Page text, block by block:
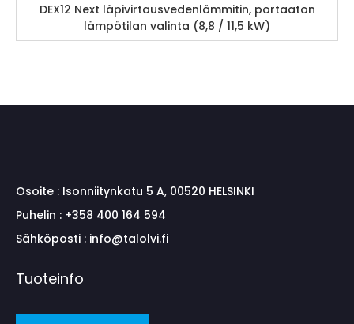
DEX12 Next läpivirtausvedenlämmitin, portaaton
lämpötilan valinta (8,8 / 11,5 kW)
Osoite : Isonniitynkatu 5 A, 00520 HELSINKI
Puhelin : +358 400 164 594
Sähköposti : info@talolvi.fi
Tuoteinfo